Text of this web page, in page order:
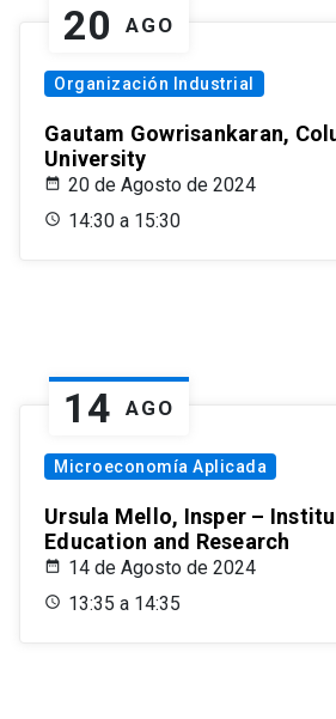
20 AGO
Organización Industrial
Gautam Gowrisankaran,
University
20 de Agosto de 2024
14:30 a 15:30
14 AGO
Microeconomía Aplicada
Ursula Mello, Insper –
Education and Research
14 de Agosto de 2024
13:35 a 14:35